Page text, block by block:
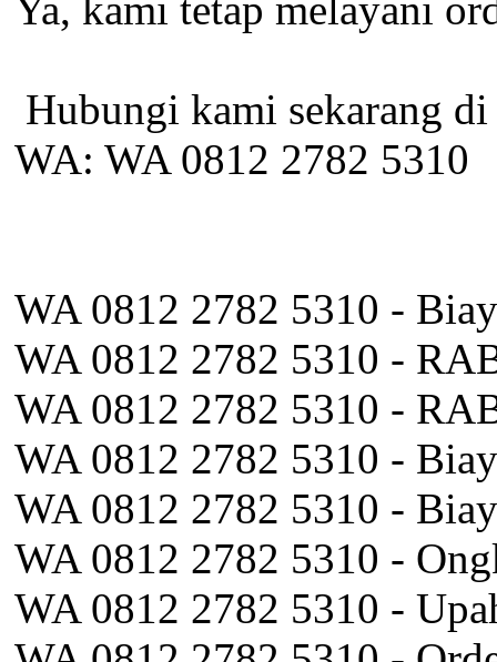
Hubungi kami sekarang
WA: WA 0812 2782 5310
WA 0812 2782 5310 -
WA 0812 2782 5310 -
WA 0812 2782 5310 -
WA 0812 2782 5310 -
WA 0812 2782 5310 -
WA 0812 2782 5310 -
WA 0812 2782 5310 -